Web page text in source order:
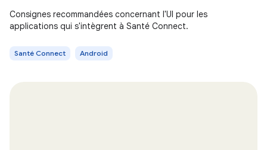
Consignes recommandées concernant l'UI pour les
applications qui s'intègrent à Santé Connect.
Santé Connect Android